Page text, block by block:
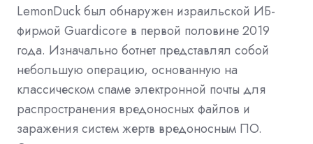
LemonDuck был обнаружен израильской ИБ-
фирмой Guardicore в первой половине 2019
года. Изначально ботнет представлял собой
небольшую операцию, основанную на
классическом спаме электронной почты для
распространения вредоносных файлов и
заражения систем жертв вредоносным ПО.